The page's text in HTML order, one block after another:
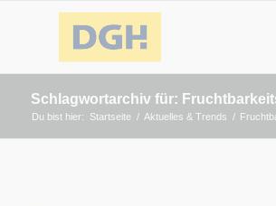
Schlagwortarchiv für:
Du bist hier: Startseite / Aktuelles & Trends /